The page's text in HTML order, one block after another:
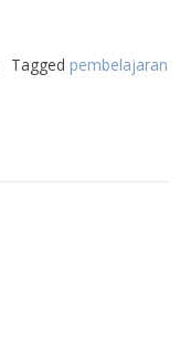
Tagged pembelajaran